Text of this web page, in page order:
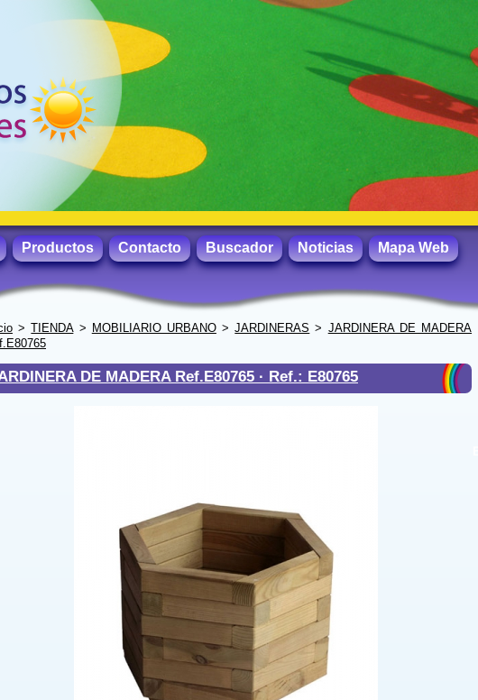
Productos Contacto Buscador Noticias Mapa Web
>TIENDA> MOBILIARIO URBANO>JARDINERAS > JARDINERA DE MADERA
DE MADERA Ref.E80765 · Ref.: E80765